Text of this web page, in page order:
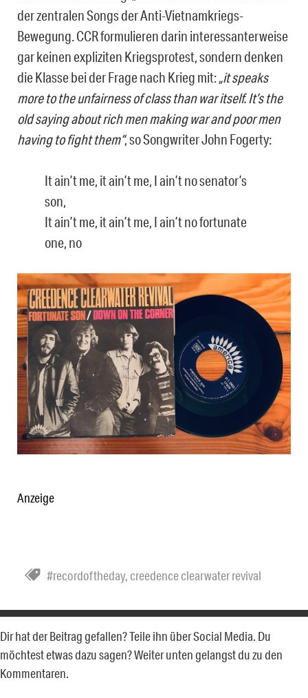
der zentralen Songs der Anti-Vietnamkriegs-
Bewegung. CCR formulieren darin interessanterweise
gar keinen expliziten Kriegsprotest, sondern denken
die Klasse bei der Frage nach Krieg mit:„it speaks
more to the unfairness of class than war itself. It’s the
old saying about rich men making war and poor men
having to fight them“, so Songwriter John Fogerty:
It ain’t me, it ain’t me, I ain’t no senator’s
son,
It ain’t me, it ain’t me, I ain’t no fortunate
one, no
Anzeige
#recordoftheday, creedence clearwater revival
Dir hat der Beitrag gefallen? Teile ihn über Social Media. Du
möchtest etwas dazu sagen? Weiter unten gelangst du zu den
Kommentaren.